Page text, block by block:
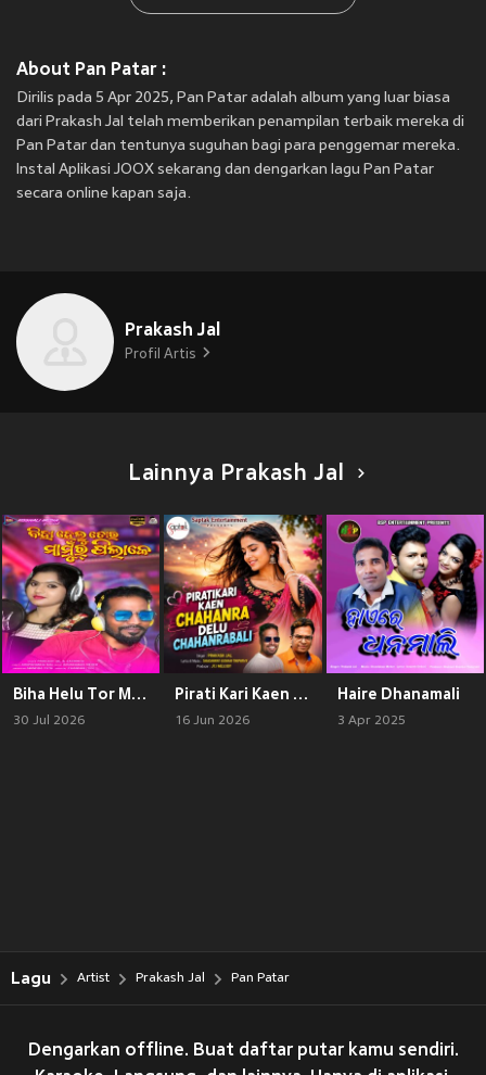
About Pan Patar :
Dirilis pada 5 Apr 2025, Pan Patar adalah album yang luar biasa
dari Prakash Jal telah memberikan penampilan terbaik mereka di
Pan Patar dan tentunya suguhan bagi para penggemar mereka.
Instal Aplikasi JOOX sekarang dan dengarkan lagu Pan Patar
secara online kapan saja.
Prakash Jal
Profil Artis
Lainnya Prakash Jal
Biha Helu Tor Mamur Pilake
30 Jul 2026
Pirati Kari Kaen Chahanra Delu Chahanrabali
16 Jun 2026
Haire Dhanamali
3 Apr 2025
Lagu Artist Prakash Jal Pan Patar
Dengarkan offline. Buat daftar putar kamu sendiri.